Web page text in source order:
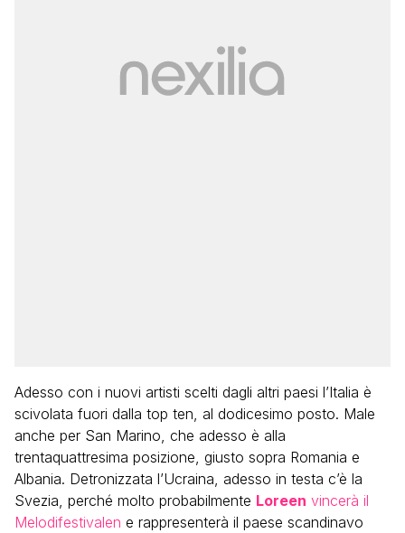
Adesso con i nuovi artisti scelti dagli altri paesi l’Italia è
scivolata fuori dalla top ten, al dodicesimo posto. Male
anche per San Marino, che adesso è alla
trentaquattresima posizione, giusto sopra Romania e
Albania. Detronizzata l’Ucraina, adesso in testa c’è la
Svezia, perché molto probabilmente Loreen vincerà il
Melodifestivalen e rappresenterà il paese scandinavo